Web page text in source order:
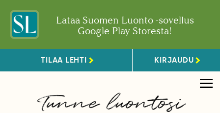
Lataa Suomen Luonto -sovellus
Google Play Storesta!
TILAA LEHTI KIRJAUDU